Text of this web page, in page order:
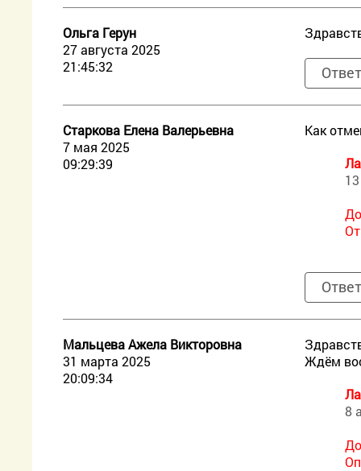
Ольга Герун
27 августа 2025
21:45:32
Старкова Елена Валерьевна
7 мая 2025
09:29:39
Как
Мальцева Ажела Викторовна
31 марта 2025
20:09:34
Ждём
8